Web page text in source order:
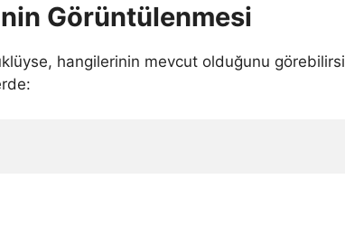
Görüntülenmesi
hangilerinin mevcut olduğunu